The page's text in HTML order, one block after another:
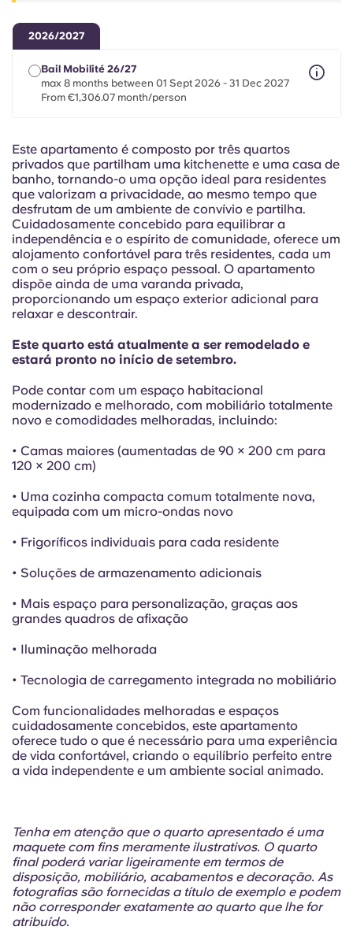
2026/2027
Bail Mobilité 26/27
max 8 months between 01 Sept 2026 - 31 Dec 2027
From €1,306.07 month/person
Este apartamento é composto por três quartos
privados que partilham uma kitchenette e uma casa de
banho, tornando-o uma opção ideal para residentes
que valorizam a privacidade, ao mesmo tempo que
desfrutam de um ambiente de convívio e partilha.
Cuidadosamente concebido para equilibrar a
independência e o espírito de comunidade, oferece um
alojamento confortável para três residentes, cada um
com o seu próprio espaço pessoal. O apartamento
dispõe ainda de uma varanda privada,
proporcionando um espaço exterior adicional para
relaxar e descontrair.
Este quarto está atualmente a ser remodelado e
estará pronto no início de setembro.
Pode contar com um espaço habitacional
modernizado e melhorado, com mobiliário totalmente
novo e comodidades melhoradas, incluindo:
• Camas maiores (aumentadas de 90 × 200 cm para
120 × 200 cm)
• Uma cozinha compacta comum totalmente nova,
equipada com um micro-ondas novo
• Frigoríficos individuais para cada residente
• Soluções de armazenamento adicionais
• Mais espaço para personalização, graças aos
grandes quadros de afixação
• Iluminação melhorada
• Tecnologia de carregamento integrada no mobiliário
Com funcionalidades melhoradas e espaços
cuidadosamente concebidos, este apartamento
oferece tudo o que é necessário para uma experiência
de vida confortável, criando o equilíbrio perfeito entre
a vida independente e um ambiente social animado.
Tenha em atenção que o quarto apresentado é uma
maquete com fins meramente ilustrativos. O quarto
final poderá variar ligeiramente em termos de
disposição, mobiliário, acabamentos e decoração. As
fotografias são fornecidas a título de exemplo e podem
não corresponder exatamente ao quarto que lhe for
atribuído.